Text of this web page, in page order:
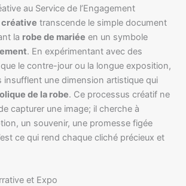
au Service de l’Engagement
transcende le simple document
la robe de mariée en un symbole
. En expérimentant avec des
le contre-jour ou la longue exposition,
insufflent une dimension artistique qui
de la robe. Ce processus créatif ne
capturer une image; il cherche à
un souvenir, une promesse figée
ce qui rend chaque cliché précieux et
et Expo